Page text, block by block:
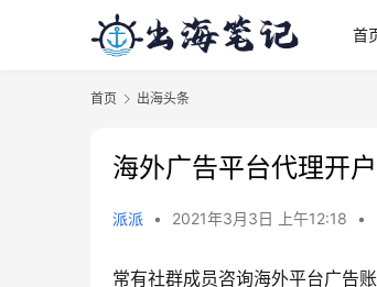
首
首页 出海头条
海外广告平台代理开
派派 • 2021年3月3日 上午12:18 •
常有社群成员咨询海外平台广告